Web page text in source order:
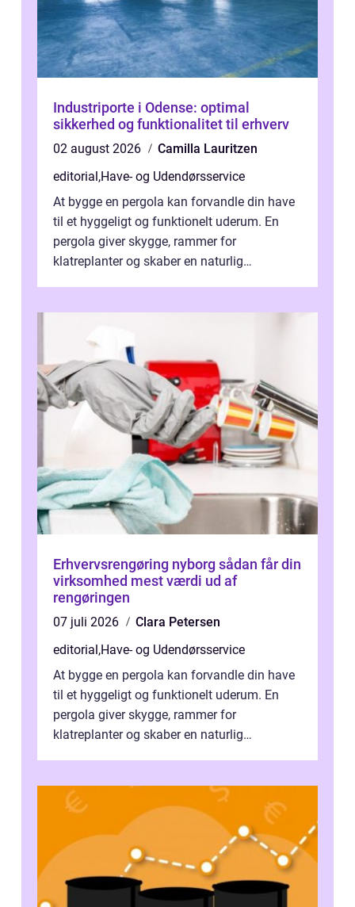
Industriporte i Odense: optimal
sikkerhed og funktionalitet til erhverv
02 august 2026
Camilla Lauritzen
editorial,Have- og Udendørsservice
At bygge en pergola kan forvandle din have
til et hyggeligt og funktionelt uderum. En
pergola giver skygge, rammer for
klatreplanter og skaber en naturlig
Erhvervsrengøring nyborg sådan får din
virksomhed mest værdi ud af
rengøringen
07 juli 2026
Clara Petersen
editorial,Have- og Udendørsservice
At bygge en pergola kan forvandle din have
til et hyggeligt og funktionelt uderum. En
pergola giver skygge, rammer for
klatreplanter og skaber en naturlig